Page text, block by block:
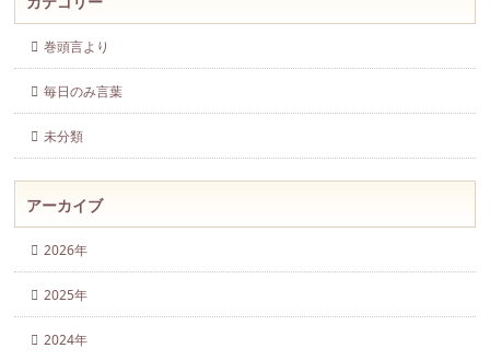
巻頭言より
毎日のみ言葉
未分類
アーカイブ
2026年
2025年
2024年